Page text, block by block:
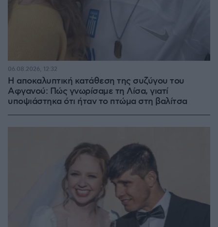
Η αποκαλυπτική κατάθεση της συζύγου του
Αφγανού: Πώς γνωρίσαμε τη Λίσα, γιατί
υποψιάστηκα ότι ήταν το πτώμα στη βαλίτσα
06.08.2026, 12:32